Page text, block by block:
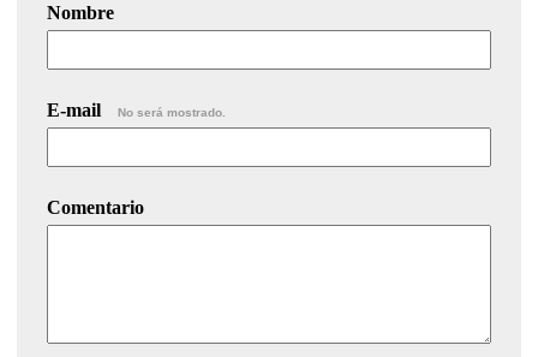
Nombre
E-mail No será mostrado.
Comentario